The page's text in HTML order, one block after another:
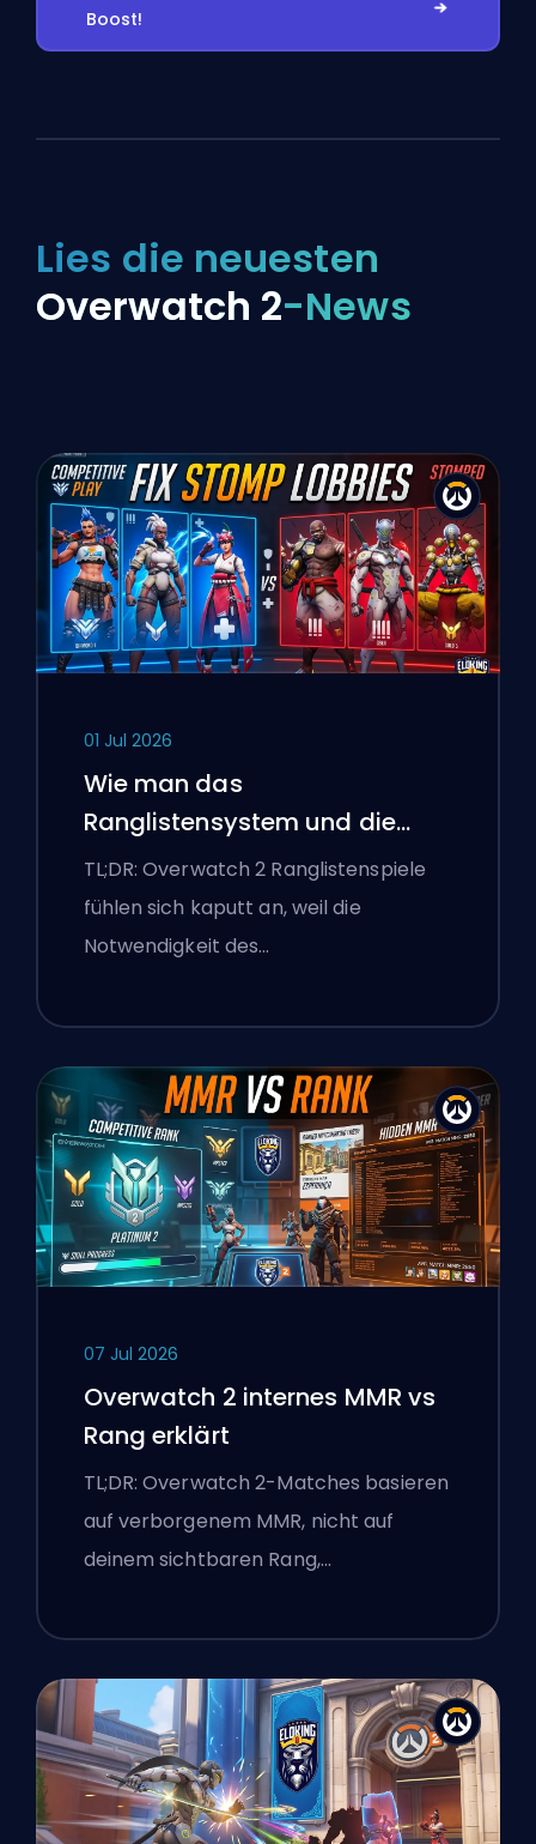
Boost!
Lies die neuesten
Overwatch 2-News
01 Jul 2026
Wie man das
Ranglistensystem und die
überlegenen Lobbys von
Overwatch 2 repariert
TL;DR: Overwatch 2 Ranglistenspiele
fühlen sich kaputt an, weil die
Notwendigkeit des…
07 Jul 2026
Overwatch 2 internes MMR vs
Rang erklärt
TL;DR: Overwatch 2-Matches basieren
auf verborgenem MMR, nicht auf
deinem sichtbaren Rang,…